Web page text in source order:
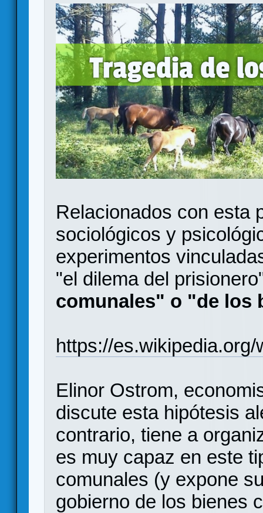
Relacionados con esta
sociológicos y
experimentos
"el dilema del
comunales" o "de los
https://
Elinor Ostrom,
discute esta hipótesis
contrario, tiene a
es muy capaz en este
comunales (y expone
gobierno de los bienes